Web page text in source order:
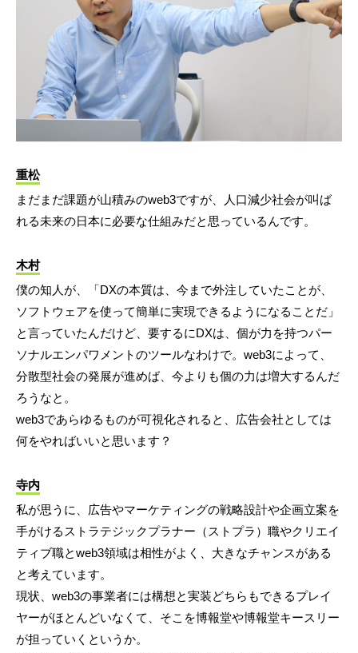
重松
まだまだ課題が山積みのweb3ですが、人口減少社会が叫ば
れる未来の日本に必要な仕組みだと思っているんです。
木村
僕の知人が、「DXの本質は、今まで外注していたことが、
ソフトウェアを使って簡単に実現できるようになることだ」
と言っていたんだけど、要するにDXは、個が力を持つパー
ソナルエンパワメントのツールなわけで。web3によって、
分散型社会の発展が進めば、今よりも個の力は増大するんだ
ろうなと。
web3であらゆるものが可視化されると、広告会社としては
何をやればいいと思います？
寺内
私が思うに、広告やマーケティングの戦略設計や企画立案を
手がけるストラテジックプラナー（ストプラ）職やクリエイ
ティブ職とweb3領域は相性がよく、大きなチャンスがある
と考えています。
現状、web3の事業者には構想と実装どちらもできるプレイ
ヤーがほとんどいなくて、そこを博報堂や博報堂キースリー
が担っていくというか。